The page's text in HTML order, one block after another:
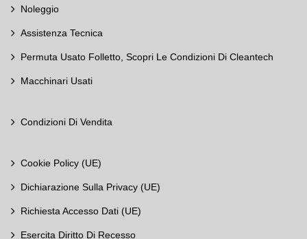
Noleggio
Assistenza Tecnica
Permuta Usato Folletto, Scopri Le Condizioni Di Cleantech
Macchinari Usati
Condizioni Di Vendita
Cookie Policy (UE)
Dichiarazione Sulla Privacy (UE)
Richiesta Accesso Dati (UE)
Esercita Diritto Di Recesso